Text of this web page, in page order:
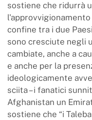
sostiene che ridurrà
confine tra i due
sono cresciute negli
cambiate, anche a
e anche per la
ideologicamente
sciita – i fanatici
Afghanistan un
sostiene che “i